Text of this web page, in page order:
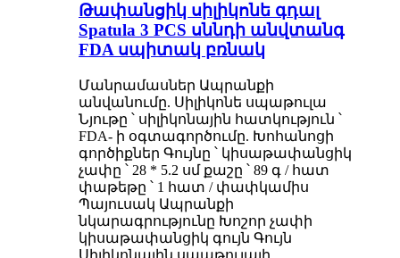
Թափանցիկ սիլիկոնե գդալ
Spatula 3 PCS սննդի անվտանգ
FDA սպիտակ բռնակ
Մանրամասներ Ապրանքի
անվանումը. Սիլիկոնե սպաթուլա
Նյութը ՝ սիլիկոնային հատկություն ՝
FDA- ի օգտագործումը. Խոհանոցի
գործիքներ Գույնը ՝ կիսաթափանցիկ
չափը ՝ 28 * 5.2 սմ քաշը ՝ 89 գ / հատ
փաթեթը ՝ 1 հատ / փափկամիս
Պայուսակ Ապրանքի
նկարագրությունը Խոշոր չափի
կիսաթափանցիկ գույն Գույն
Սիլիկոնային սպաթուլայի